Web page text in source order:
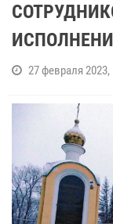
27 февраля 2023,